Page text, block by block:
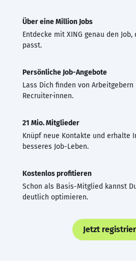
Über eine Million Jobs
Entdecke mit XING genau den
passt.
Persönliche Job-Angebote
Lass Dich finden von Arbeitgebern
Recruiter·innen.
21 Mio. Mitglieder
Knüpf neue Kontakte und erhalte
besseres Job-Leben.
Kostenlos profitieren
Schon als Basis-Mitglied kannst
deutlich optimieren.
Jetzt